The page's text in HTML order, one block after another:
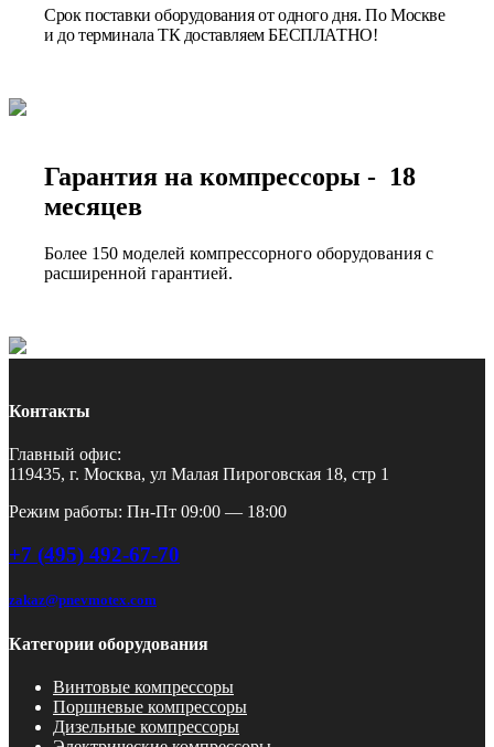
Срок поставки оборудования от одного дня. По Москве
и до терминала ТК доставляем БЕСПЛАТНО!
Гарантия на компрессоры - 18
месяцев
Более 150 моделей компрессорного оборудования с
расширенной гарантией.
Контакты
Главный офис:
119435, г. Москва, ул Малая Пироговская 18, стр 1
Режим работы: Пн-Пт 09:00 — 18:00
+7 (495) 492-67-70
zakaz@pnevmotex.com
Категории оборудования
Винтовые компрессоры
Поршневые компрессоры
Дизельные компрессоры